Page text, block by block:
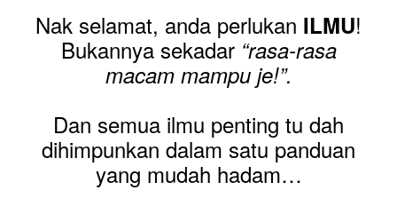
Nak selamat, anda perlukan ILMU!
Bukannya sekadar“rasa-rasa
macam mampu je!”.
Dan semua ilmu penting tu dah
dihimpunkan dalam satu panduan
yang mudah hadam…